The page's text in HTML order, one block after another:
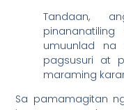
Tandaan,
umuunlad na
pagsusuri at
maraming
Sa pamamagitan